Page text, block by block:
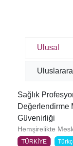
Ulusal
Sağlık
Değerlendirme
Güvenirliği
Hemşirelikte
TÜRKİYE